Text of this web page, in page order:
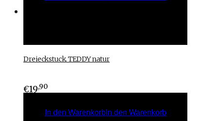
Dreieckstuck. TEDDY natur
€19,90
In den WarenkorbIn den Warenkorb